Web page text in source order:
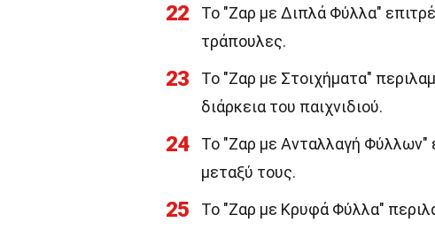
22
Το "Ζαρ με Διπλά Φύλλα"
τράπουλες.
23
Το "Ζαρ με Στοιχήματα"
διάρκεια του παιχνιδιού.
24
Το "Ζαρ με Ανταλλαγή Φύλλων"
μεταξύ τους.
25
Το "Ζαρ με Κρυφά Φύλλα"